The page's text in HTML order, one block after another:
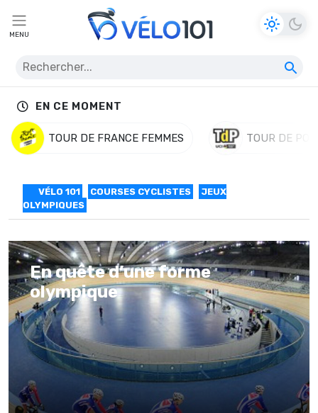
MENU
EN CE MOMENT
TOUR DE FRANCE FEMMES TOUR DE
VÉLO 101 COURSES CYCLISTES
JEUX
OLYMPIQUES
En quête d’une forme
olympique